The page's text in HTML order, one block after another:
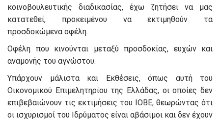
κοινοβουλευτικής διαδικασίας, έχω ζητήσει να μας
κατατεθεί, προκειμένου να εκτιμηθούν τα
προσδοκώμενα οφέλη.
Οφέλη που κινούνται μεταξύ προσδοκίας, ευχών και
αναμονής του αγνώστου.
Υπάρχουν μάλιστα και Εκθέσεις, όπως αυτή του
Οικονομικού Επιμελητηρίου της Ελλάδας, οι οποίες δεν
επιβεβαιώνουν τις εκτιμήσεις του ΙΟΒΕ, θεωρώντας ότι
οι ισχυρισμοί του Ιδρύματος είναι αβάσιμοι και δεν έχουν